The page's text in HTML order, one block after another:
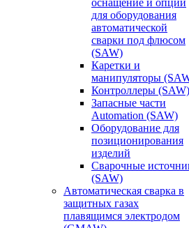
оснащение и опции
для оборудования
автоматической
сварки под флюсом
(SAW)
Каретки и
манипуляторы
Контроллеры (SAW)
Запасные части
Automation (SAW)
Оборудование для
позиционирования
изделий
Сварочные
(SAW)
Автоматическая сварка в
защитных газах
плавящимся электродом